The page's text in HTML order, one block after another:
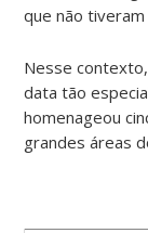
que não
Nesse
data tão
homenageou
grandes áreas